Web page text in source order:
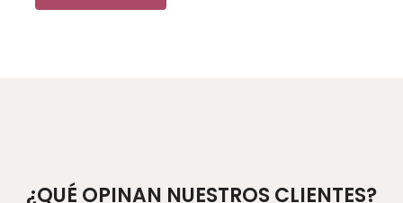
¿QUÉ OPINAN NUESTROS CLIENTES?